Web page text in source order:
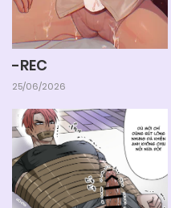
-REC
25/06/2026